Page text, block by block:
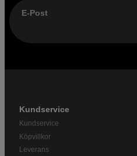
E-Post
Kundservice
Kundservice
Köpvillkor
Leverans